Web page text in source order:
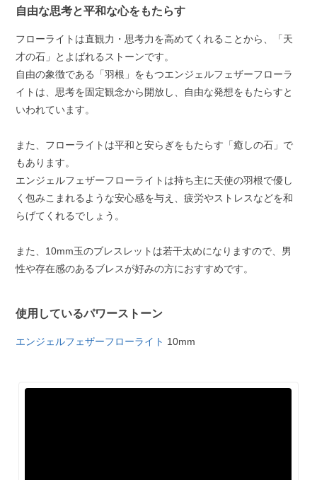
自由な思考と平和な心をもたらす
フローライトは直観力・思考力を高めてくれることから、「天
才の石」とよばれるストーンです。
自由の象徴である「羽根」をもつエンジェルフェザーフローラ
イトは、思考を固定観念から開放し、自由な発想をもたらすと
いわれています。
また、フローライトは平和と安らぎをもたらす「癒しの石」で
もあります。
エンジェルフェザーフローライトは持ち主に天使の羽根で優し
く包みこまれるような安心感を与え、疲労やストレスなどを和
らげてくれるでしょう。
また、10mm玉のブレスレットは若干太めになりますので、男
性や存在感のあるブレスが好みの方におすすめです。
使用しているパワーストーン
エンジェルフェザーフローライト 10mm